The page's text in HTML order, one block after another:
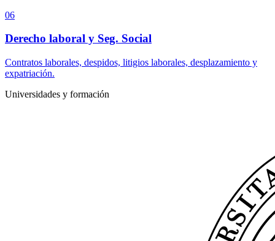
06
Derecho laboral y Seg. Social
Contratos laborales, despidos, litigios laborales, desplazamiento y
expatriación.
Universidades y formación